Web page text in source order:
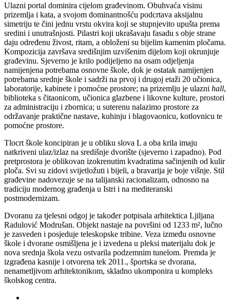
Ulazni portal dominira cijelom građevinom. Obuhvaća visinu
prizemlja i kata, a svojom dominantnošću podcrtava aksijalnu
simetriju te čini jednu vrstu okvira koji se stupnjevito upušta prema
sredini i unutrašnjosti. Pilastri koji ukrašavaju fasadu s obje strane
daju određenu živost, ritam, a obloženi su bijelim kamenim pločama.
Kompozicija završava središnjim uzvišenim dijelom koji okrunjuje
građevinu. Sjeverno je krilo podijeljeno na osam odjeljenja
namijenjena potrebama osnovne škole, dok je ostatak namijenjen
potrebama srednje škole i sadrži na prvoj i drugoj etaži 20 učionica,
laboratorije, kabinete i pomoćne prostore; na prizemlju je ulazni hall,
biblioteka s čitaonicom, učionica glazbene i likovne kulture, prostori
za administraciju i zbornica; u suterenu nalazimo prostore za
održavanje praktične nastave, kuhinju i blagovaonicu, kotlovnicu te
pomoćne prostore.
Tlocrt škole koncipiran je u obliku slova L a oba krila imaju
natkriveni ulaz/izlaz na središnje dvorište (sjeverno i zapadno). Pod
pretprostora je oblikovan izokrenutim kvadratima sačinjenih od kulir
ploča. Svi su zidovi svijetložuti i bijeli, a bravarija je boje višnje. Stil
građevine nadovezuje se na talijanski racionalizam, odnosno na
tradiciju modernog građenja u Istri i na mediteranski
postmodernizam.
Dvoranu za tjelesni odgoj je također potpisala arhitektica Ljiljana
Radulović Modrušan. Objekt nastaje na površini od 1233 m², lučno
je zasveden i posjeduje teleskopske tribine. Veza između osnovne
škole i dvorane osmišljena je i izvedena u pleksi materijalu dok je
nova srednja škola vezu ostvarila podzemnim tunelom. Premda je
izgrađena kasnije i otvorena tek 2011., športska se dvorana,
nenametljivom arhitektonikom, skladno ukomponira u kompleks
školskog centra.